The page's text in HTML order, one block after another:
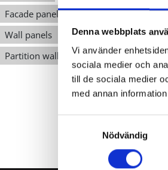
Denna webbplats
Vi använder
sociala medier och
till de sociala medier
med annan
Nödvändig
Facade panels
Wall panels
Partition wall system